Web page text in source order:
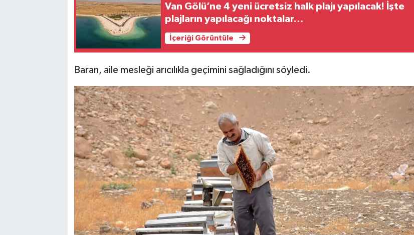
Van Gölü’ne 4 yeni ücretsiz halk plajı yapılacak! İşte
plajların yapılacağı noktalar…
İçeriği Görüntüle
Baran, aile mesleği arıcılıkla geçimini sağladığını söyledi.